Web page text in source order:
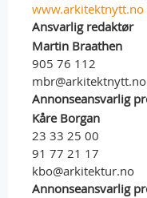
www.arkitektnytt.no
Ansvarlig redaktør
Martin Braathen
905 76 112
mbr@arkitektnytt.no
Annonseansvarlig
Kåre Borgan
23 33 25 00
91 77 21 17
kbo@arkitektur.no
Annonseansvarlig